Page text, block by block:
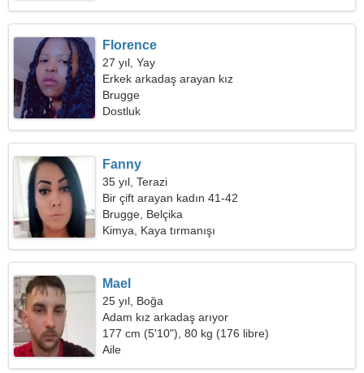
Florence
27 yıl, Yay
Erkek arkadaş arayan kız
Brugge
Dostluk
Fanny
35 yıl, Terazi
Bir çift arayan kadın 41-42
Brugge, Belçika
Kimya, Kaya tırmanışı
Mael
25 yıl, Boğa
Adam kız arkadaş arıyor
177 cm (5'10"), 80 kg (176 libre)
Aile